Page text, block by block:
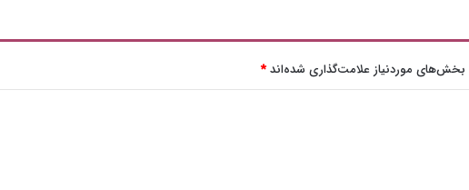
بخش‌های موردنیاز علامت‌گذاری شده‌اند*